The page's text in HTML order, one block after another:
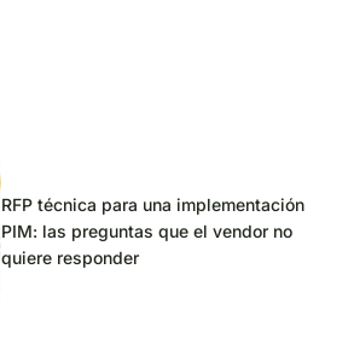
RFP técnica para una implementación
PIM: las preguntas que el vendor no
quiere responder